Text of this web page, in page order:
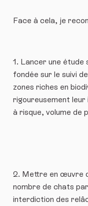
Face à cela, je
1. Lancer une étude
fondée sur le suivi
zones riches en
rigoureusement
à risque, volume de
2. Mettre en œuvre
nombre de chats
interdiction des